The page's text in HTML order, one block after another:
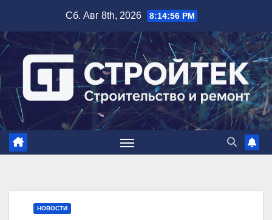
содержимому
Сб. Авг 8th, 2026 8:14:57 PM
НОВОСТИ